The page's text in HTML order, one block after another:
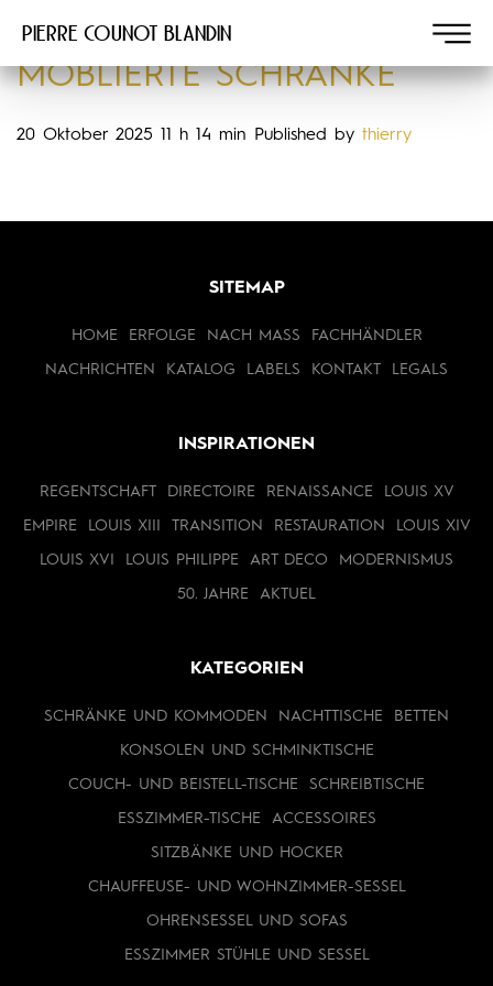
Pierre COUNOT BLANDIN
MÖBLIERTE SCHRÄNKE
20 Oktober 2025 11 h 14 min Published by thierry
SITEMAP
HOME ERFOLGE NACH MASS FACHHÄNDLER
NACHRICHTEN KATALOG LABELS KONTAKT LEGALS
INSPIRATIONEN
REGENTSCHAFT DIRECTOIRE RENAISSANCE LOUIS XV
EMPIRE LOUIS XIII TRANSITION RESTAURATION LOUIS XIV
LOUIS XVI LOUIS PHILIPPE ART DECO MODERNISMUS
50. JAHRE AKTUEL
KATEGORIEN
SCHRÄNKE UND KOMMODEN NACHTTISCHE BETTEN
KONSOLEN UND SCHMINKTISCHE
COUCH- UND BEISTELL-TISCHE SCHREIBTISCHE
ESSZIMMER-TISCHE ACCESSOIRES
SITZBÄNKE UND HOCKER
CHAUFFEUSE- UND WOHNZIMMER-SESSEL
OHRENSESSEL UND SOFAS
ESSZIMMER STÜHLE UND SESSEL